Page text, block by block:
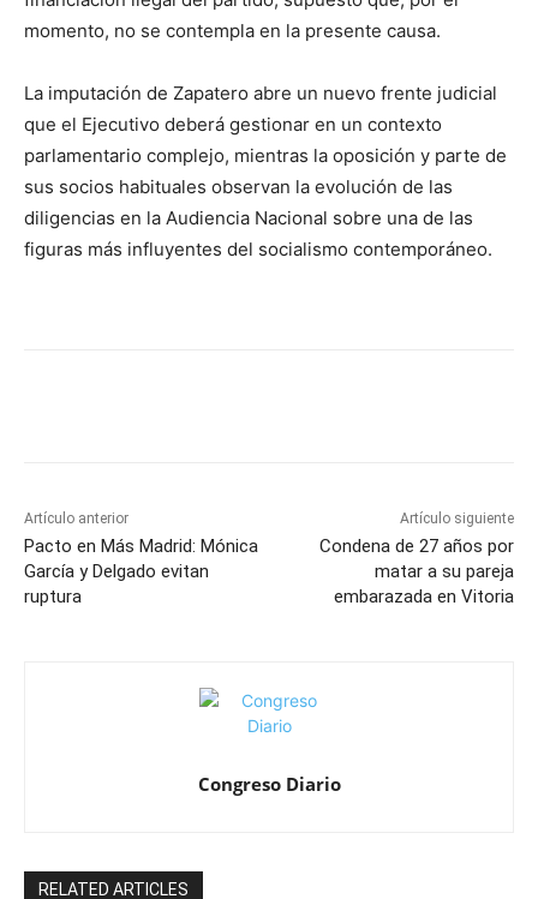
momento, no se contempla en la presente causa.
La imputación de Zapatero abre un nuevo frente judicial
que el Ejecutivo deberá gestionar en un contexto
parlamentario complejo, mientras la oposición y parte de
sus socios habituales observan la evolución de las
diligencias en la Audiencia Nacional sobre una de las
figuras más influyentes del socialismo contemporáneo.
Artículo anterior
Pacto en Más Madrid: Mónica
García y Delgado evitan
ruptura
Artículo siguiente
Condena de 27 años por
matar a su pareja
embarazada en Vitoria
Congreso Diario
RELATED ARTICLES